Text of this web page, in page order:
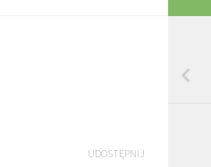
UDOSTĘPNIJ